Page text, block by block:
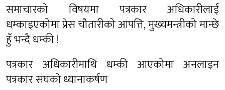
समाचारको विषयमा पत्रकार अधिकारीलाई
धम्काइएकोमा प्रेस चौतारीको आपत्ति, मुख्यमन्त्रीको मान्छे
हुँ भन्दै धम्की !
पत्रकार अधिकारीमाथि धम्की आएकोमा अनलाइन
पत्रकार संघको ध्यानाकर्षण